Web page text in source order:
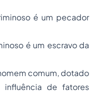
é um pecador
é um escravo da
comum, dotado
de fatores